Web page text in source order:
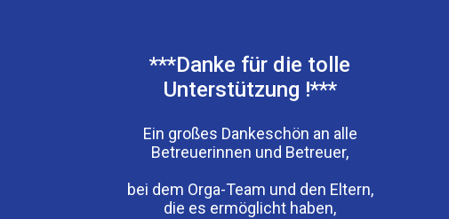
***Danke für die tolle
Unterstützung !***
Ein großes Dankeschön an alle
Betreuerinnen und Betreuer,
bei dem Orga-Team und den Eltern,
die es ermöglicht haben,